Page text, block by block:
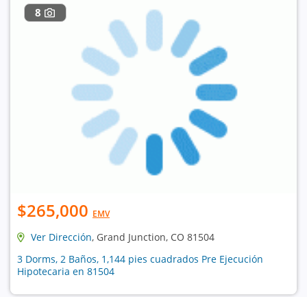
8
$265,000 EMV
Ver Dirección, Grand Junction, CO 81504
3 Dorms, 2 Baños, 1,144 pies cuadrados Pre Ejecución
Hipotecaria en 81504